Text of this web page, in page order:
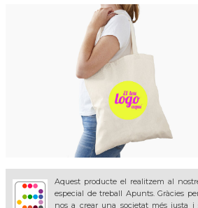
Aquest producte el realitzem al
especial de treball Apunts. Gràcies
nos a crear una societat més justa i